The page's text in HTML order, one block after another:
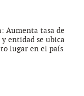
Aumenta tasa de
entidad se ubica
lugar en el país